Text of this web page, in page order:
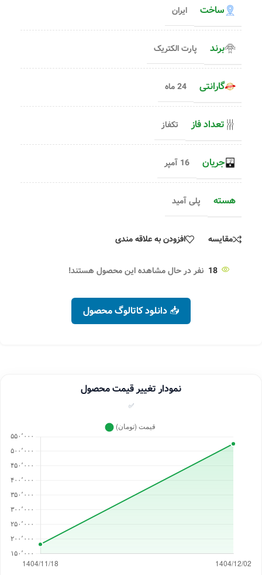
ساخت ایران
برند پارت الکتریک
گارانتی 24 ماه
تعداد فاز تکفاز
جریان 16 آمپر
هسته پلی آمید
مقایسه افزودن به علاقه مندی
18 نفر در حال مشاهده این محصول هستند!
📥 دانلود کاتالوگ محصول
نمودار تغییر قیمت محصول
✅